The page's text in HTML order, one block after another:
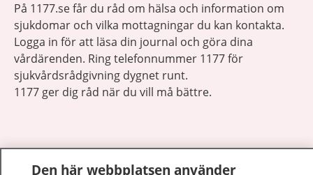
På 1177.se får du råd om hälsa och information om
sjukdomar och vilka mottagningar du kan kontakta.
Logga in för att läsa din journal och göra dina
vårdärenden. Ring telefonnummer 1177 för
sjukvårdsrådgivning dygnet runt.
1177 ger dig råd när du vill må bättre.
Den här webbplatsen använder